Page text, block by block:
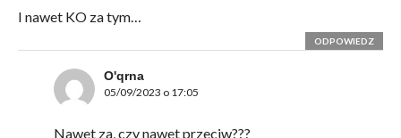
I nawet KO za tym…
ODPOWIEDZ
O'qrna
05/09/2023 o 17:05
Nawet za, czy nawet przeciw???